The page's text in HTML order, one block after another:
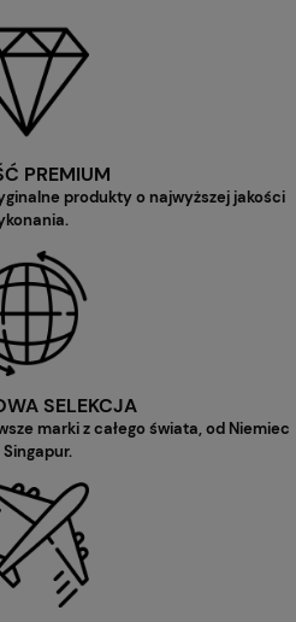
PREMIUM
produkty o najwyższej jakości
SELEKCJA
marki z całego świata, od Niemiec
Singapur.